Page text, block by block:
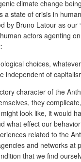
climate change
a state of crisis in
by Bruno Latour as
actors agenting
choices,
independent of
character of the
they
look like, it would
what effect our
related to the
and networks
that we find